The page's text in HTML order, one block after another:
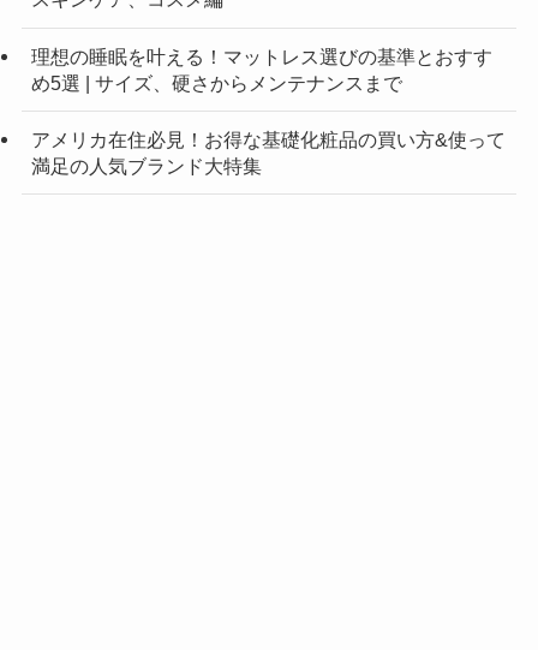
理想の睡眠を叶える！マットレス選びの基準とおすす
め5選 | サイズ、硬さからメンテナンスまで
アメリカ在住必見！お得な基礎化粧品の買い方&使って
満足の人気ブランド大特集